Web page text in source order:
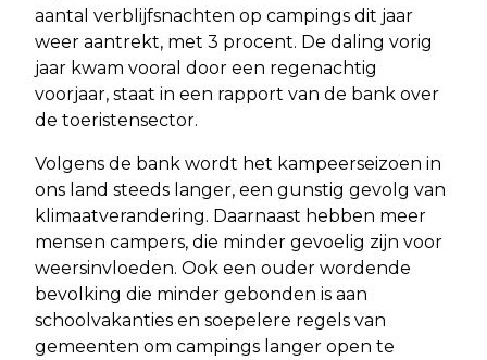
aantal verblijfsnachten op campings dit jaar
weer aantrekt, met 3 procent. De daling vorig
jaar kwam vooral door een regenachtig
voorjaar, staat in een rapport van de bank over
de toeristensector.
Volgens de bank wordt het kampeerseizoen in
ons land steeds langer, een gunstig gevolg van
klimaatverandering. Daarnaast hebben meer
mensen campers, die minder gevoelig zijn voor
weersinvloeden. Ook een ouder wordende
bevolking die minder gebonden is aan
schoolvakanties en soepelere regels van
gemeenten om campings langer open te